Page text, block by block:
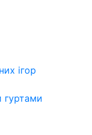
ігор
гуртами